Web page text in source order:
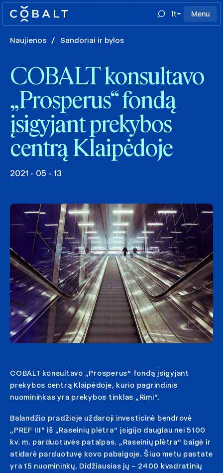
lt Menu
Naujienos / Sandoriai ir bylos
COBALT konsultavo
„Prosperus“ fondą
įsigyjant prekybos
centrą Klaipėdoje
2021 - 05 - 13
COBALT konsultavo „Prosperus“ fondą įsigyjant
prekybos centrą Klaipėdoje, kurio pagrindinis
nuomininkas yra prekybos tinklas „Rimi“.
Balandžio pradžioje uždaroji investicinė bendrovė
„PREF III“ iš „Raseinių plėtra“ įsigijo daugiau nei 5100
kv. m. parduotuvės patalpas. „Raseinių plėtra“ baigė ir
atidarė parduotuvę kovo pabaigoje. Šiuo metu pastate
yra 15 nuomininkų. Didžiausias jų – 2400 kvadratinių